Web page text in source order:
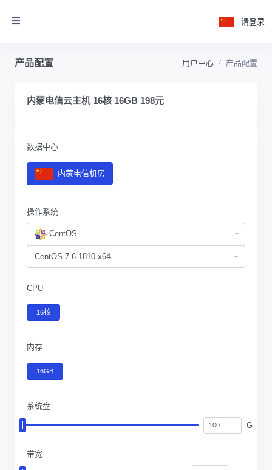
请登录
产品配置 用户中心 产品配置
内蒙电信云主机 16核 16GB 198元
数据中心
内蒙电信机房
操作系统
CentOS
CPU
16核
内存
16GB
系统盘
G
带宽